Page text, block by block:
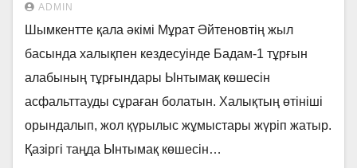
ADMIN
Шымкентте қала әкімі Мұрат Әйтеновтің жыл
басында халықпен кездесуінде Бадам-1 тұрғын
алабының тұрғындары Ынтымақ көшесін
асфальттауды сұраған болатын. Халықтың өтініші
орындалып, жол қүрылыс жұмыстары жүріп жатыр.
Қазіргі таңда Ынтымақ көшесін…